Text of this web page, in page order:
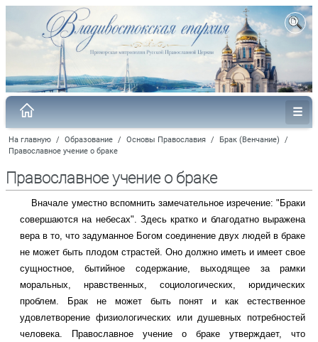
На главную / Образование / Основы Православия / Брак (Венчание)
/
Православное учение о браке
Православное учение о браке
Вначале уместно вспомнить замечательное изречение: "Браки
совершаются на небесах". Здесь кратко и благодатно выражена
вера в то, что задуманное Богом соединение двух людей в браке
не может быть плодом страстей. Оно должно иметь и имеет свое
сущностное, бытийное содержание, выходящее за рамки
моральных, нравственных, социологических, юридических
проблем. Брак не может быть понят и как естественное
удовлетворение физиологических или душевных потребностей
человека. Православное учение о браке утверждает, что